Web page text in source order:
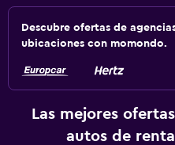
Descubre ofertas de
ubicaciones con momondo.
Las mejores
autos de